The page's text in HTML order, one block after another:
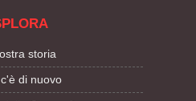
storia
di nuovo